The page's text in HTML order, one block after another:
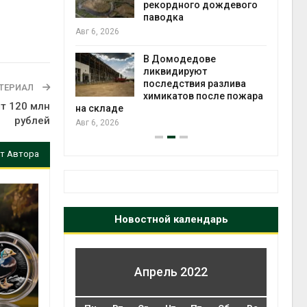
120 млн
рублей
Автора
растений
рекордного дождевого
паводка
Авг 6, 2026
В Домодедове
ликвидируют
последствия разлива
химикатов после пожара
на складе
Авг 6, 2026
Новостной календарь
Апрель 2022